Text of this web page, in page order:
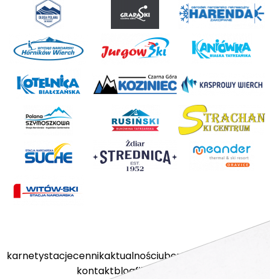
karnetystacjecennikaktualnościubezpieczenia
kontaktblogfilmy